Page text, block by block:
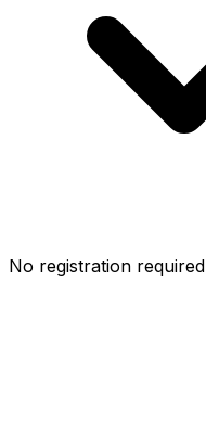
No registration required